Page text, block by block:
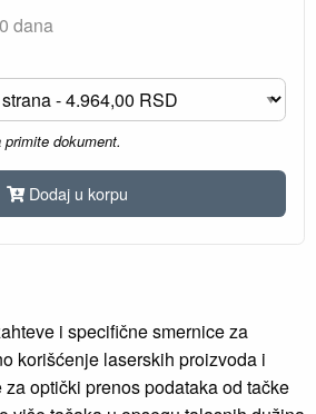
dana
dokument.
Dodaj u korpu
i specifične smernice za
korišćenje laserskih proizvoda i
optički prenos podataka od tačke